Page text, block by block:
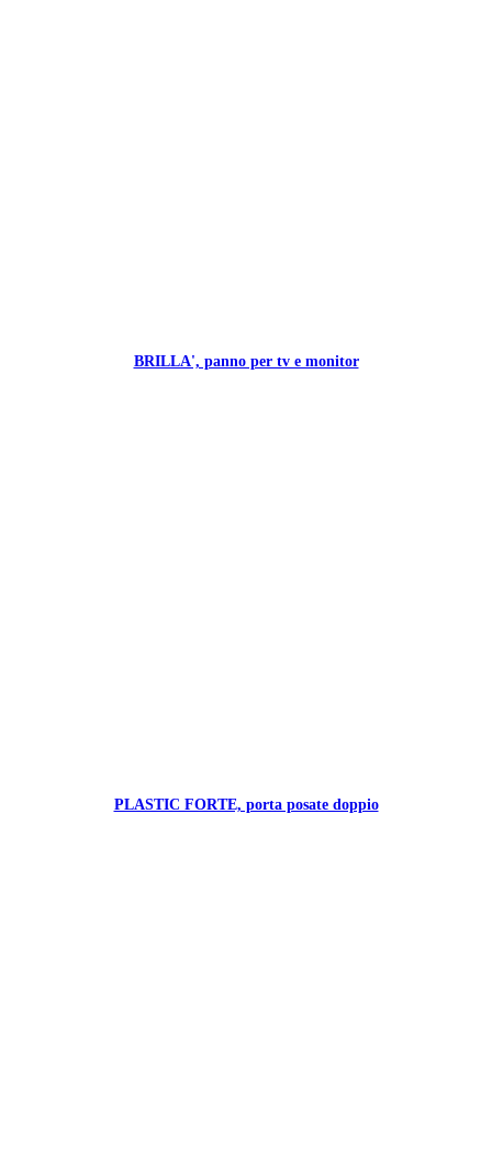
BRILLA', panno per tv e monitor
PLASTIC FORTE, porta posate doppio